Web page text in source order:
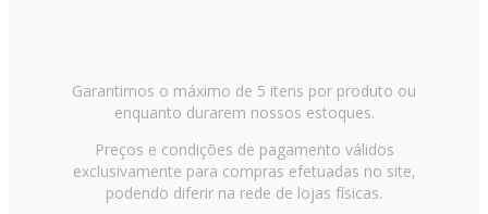
Garantimos o máximo de 5 itens por produto ou
enquanto durarem nossos estoques.
Preços e condições de pagamento válidos
exclusivamente para compras efetuadas no site,
podendo diferir na rede de lojas físicas.